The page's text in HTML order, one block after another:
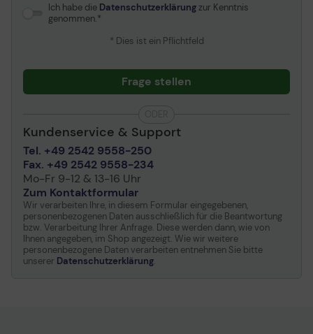
Ich habe die Datenschutzerklärungzur Kenntnis
genommen.
* Dies ist ein Pflichtfeld
Frage stellen
Kundenservice & Support
Tel. +49 2542 9558-250
Fax. +49 2542 9558-234
Mo-Fr 9-12 & 13-16 Uhr
Zum Kontaktformular
Wir verarbeiten Ihre, in diesem Formular eingegebenen,
personenbezogenen Daten ausschließlich für die Beantwortung
bzw. Verarbeitung Ihrer Anfrage. Diese werden dann, wie von
Ihnen angegeben, im Shop angezeigt. Wie wir weitere
personenbezogene Daten verarbeiten entnehmen Sie bitte
unserer Datenschutzerklärung.